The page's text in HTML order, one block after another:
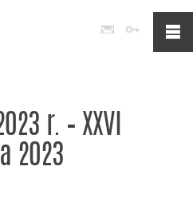
Poczta
r. – XXVI
2023